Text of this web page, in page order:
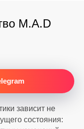
M.A.D
зависит не
состояния: